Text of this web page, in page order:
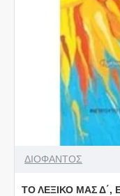
ΔΙΟΦΑΝΤΟΣ
ΤΟ ΛΕΞΙΚΟ ΜΑΣ Δ΄,